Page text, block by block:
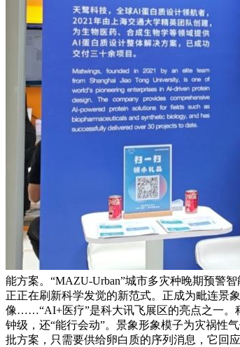
能方案。“MAZU-Urban”城市多灾种晚期预警
正正在刷新科学发觉的新范式。正成为毗连景
像……“AI+医疗”是科大讯飞展区的亮点之一。
钟级，还“能行会动”。景象形象模子为灾祸性
批方案，只需要供给卵白质的序列消息，它回